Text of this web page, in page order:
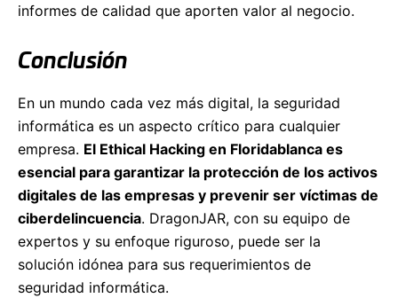
informes de calidad que aporten valor al negocio.
Conclusión
En un mundo cada vez más digital, la seguridad
informática es un aspecto crítico para cualquier
empresa. El Ethical Hacking en Floridablanca es
esencial para garantizar la protección de los activos
digitales de las empresas y prevenir ser víctimas de
ciberdelincuencia. DragonJAR, con su equipo de
expertos y su enfoque riguroso, puede ser la
solución idónea para sus requerimientos de
seguridad informática.